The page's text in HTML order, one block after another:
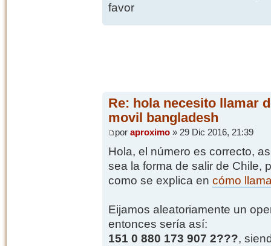
favor
Re: hola necesito llamar
movil bangladesh
por aproximo» 29 Dic 2016, 21:39
Hola, el número es correcto,
sea la forma de salir de Chile,
como se explica en cómo
Eijamos aleatoriamente un
entonces sería así:
151 0 880 173 907 2???,